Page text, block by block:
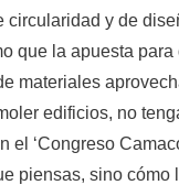
y de
que la apuesta
materiales
edificios, no
el ‘Congreso
piensas, sino cómo